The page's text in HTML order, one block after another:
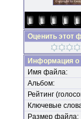
Оценить этот
Информация
Имя файла:
Альбом:
Рейтинг
Ключевые
Размер файла: